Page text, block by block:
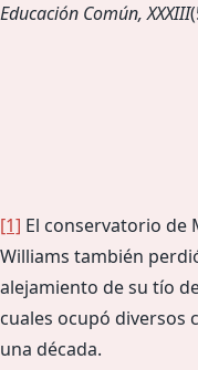
Educación Común, XXXIII
[1] El conservatorio de
Williams también
alejamiento de su tío
cuales ocupó diversos
una década.